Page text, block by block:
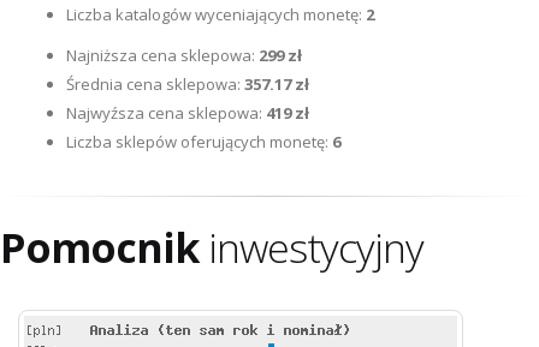
Liczba katalogów wyceniających monetę: 2
Najniższa cena sklepowa: 299 zł
Średnia cena sklepowa: 357.17 zł
Najwyźsza cena sklepowa: 419 zł
Liczba sklepów oferujących monetę: 6
Pomocnikinwestycyjny